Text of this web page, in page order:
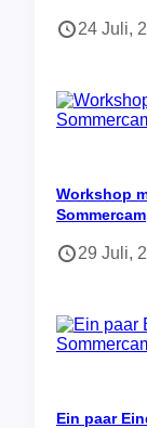
24 Juli,
Workshop
29 Juli,
Ein paar